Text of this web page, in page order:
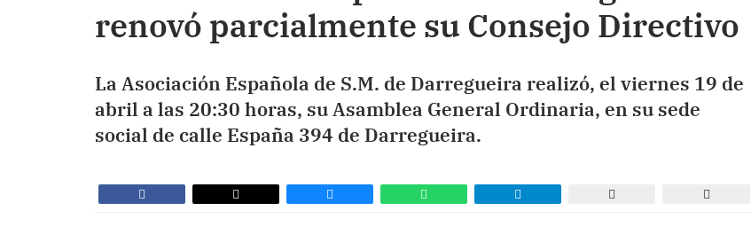
renovó parcialmente su Consejo Directivo
La Asociación Española de S.M. de Darregueira realizó, el viernes 19 de
abril a las 20:30 horas, su Asamblea General Ordinaria, en su sede
social de calle España 394 de Darregueira.